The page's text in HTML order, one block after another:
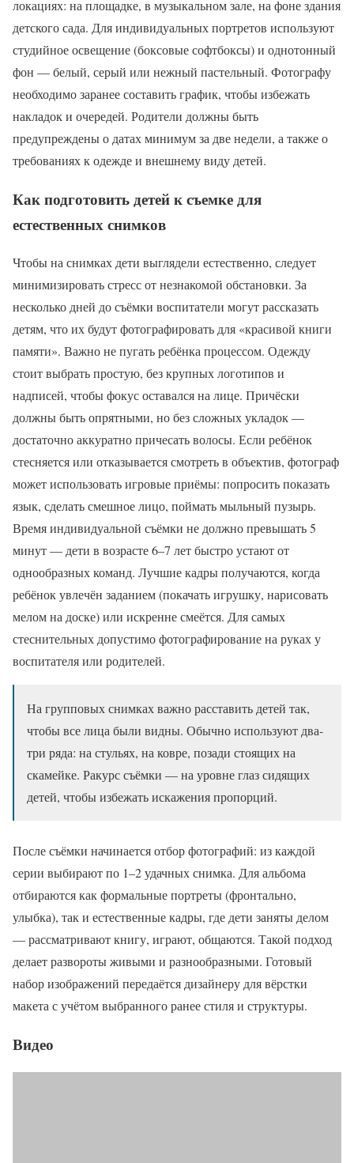
локациях: на площадке, в музыкальном зале, на фоне здания
детского сада. Для индивидуальных портретов используют
студийное освещение (боксовые софтбоксы) и однотонный
фон — белый, серый или нежный пастельный. Фотографу
необходимо заранее составить график, чтобы избежать
накладок и очередей. Родители должны быть
предупреждены о датах минимум за две недели, а также о
требованиях к одежде и внешнему виду детей.
Как подготовить детей к съемке для
естественных снимков
Чтобы на снимках дети выглядели естественно, следует
минимизировать стресс от незнакомой обстановки. За
несколько дней до съёмки воспитатели могут рассказать
детям, что их будут фотографировать для «красивой книги
памяти». Важно не пугать ребёнка процессом. Одежду
стоит выбрать простую, без крупных логотипов и
надписей, чтобы фокус оставался на лице. Причёски
должны быть опрятными, но без сложных укладок —
достаточно аккуратно причесать волосы. Если ребёнок
стесняется или отказывается смотреть в объектив, фотограф
может использовать игровые приёмы: попросить показать
язык, сделать смешное лицо, поймать мыльный пузырь.
Время индивидуальной съёмки не должно превышать 5
минут — дети в возрасте 6–7 лет быстро устают от
однообразных команд. Лучшие кадры получаются, когда
ребёнок увлечён заданием (покачать игрушку, нарисовать
мелом на доске) или искренне смеётся. Для самых
стеснительных допустимо фотографирование на руках у
воспитателя или родителей.
На групповых снимках важно расставить детей так,
чтобы все лица были видны. Обычно используют два-
три ряда: на стульях, на ковре, позади стоящих на
скамейке. Ракурс съёмки — на уровне глаз сидящих
детей, чтобы избежать искажения пропорций.
После съёмки начинается отбор фотографий: из каждой
серии выбирают по 1–2 удачных снимка. Для альбома
отбираются как формальные портреты (фронтально,
улыбка), так и естественные кадры, где дети заняты делом
— рассматривают книгу, играют, общаются. Такой подход
делает развороты живыми и разнообразными. Готовый
набор изображений передаётся дизайнеру для вёрстки
макета с учётом выбранного ранее стиля и структуры.
Видео